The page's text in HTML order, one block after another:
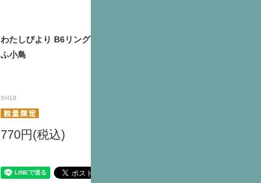
わたしびより B6リングノート もふも
ふ小鳥
XH18
770円(税込)